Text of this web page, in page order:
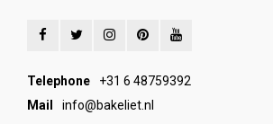
Telephone
+31 6 48759392
Mail
info@bakeliet.nl